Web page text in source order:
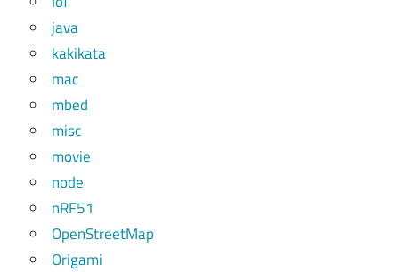
java
kakikata
mac
mbed
misc
movie
node
nRF51
OpenStreetMap
Origami